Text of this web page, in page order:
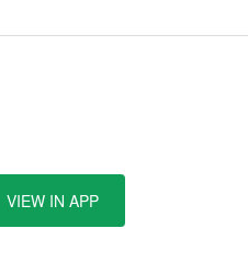
VIEW IN APP